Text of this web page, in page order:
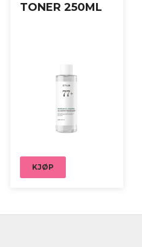
TONER 250ML
KJØP